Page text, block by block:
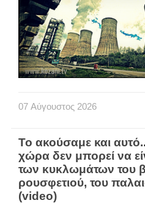
07 Αύγουστος 2026
Το ακούσαμε και
χώρα δεν μπορεί να
των κυκλωμάτων του
ρουσφετιού, του
(video)